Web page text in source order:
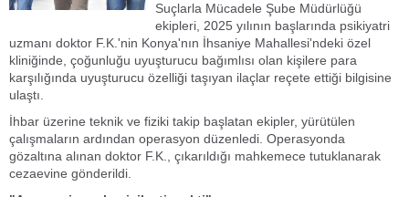
Suçlarla Mücadele Şube Müdürlüğü
ekipleri, 2025 yılının başlarında psikiyatri
uzmanı doktor F.K.'nin Konya'nın İhsaniye Mahallesi'ndeki özel
kliniğinde, çoğunluğu uyuşturucu bağımlısı olan kişilere para
karşılığında uyuşturucu özelliği taşıyan ilaçlar reçete ettiği bilgisine
ulaştı.
İhbar üzerine teknik ve fiziki takip başlatan ekipler, yürütülen
çalışmaların ardından operasyon düzenledi. Operasyonda
gözaltına alınan doktor F.K., çıkarıldığı mahkemece tutuklanarak
cezaevine gönderildi.